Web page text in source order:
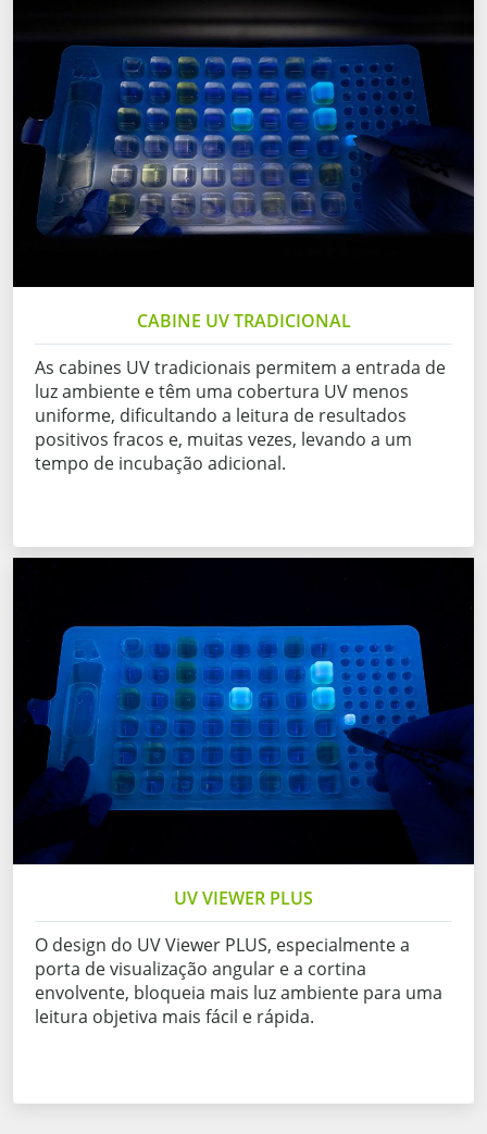
CABINE UV TRADICIONAL
As cabines UV tradicionais permitem a entrada de
luz ambiente e têm uma cobertura UV menos
uniforme, dificultando a leitura de resultados
positivos fracos e, muitas vezes, levando a um
tempo de incubação adicional.
UV VIEWER PLUS
O design do UV Viewer PLUS, especialmente a
porta de visualização angular e a cortina
envolvente, bloqueia mais luz ambiente para uma
leitura objetiva mais fácil e rápida.